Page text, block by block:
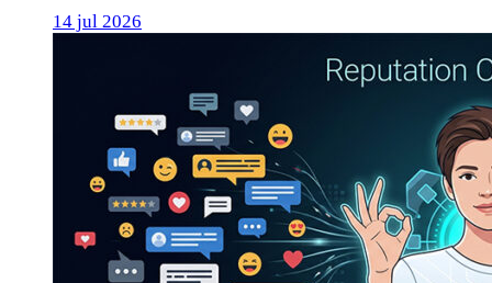
14 jul 2026